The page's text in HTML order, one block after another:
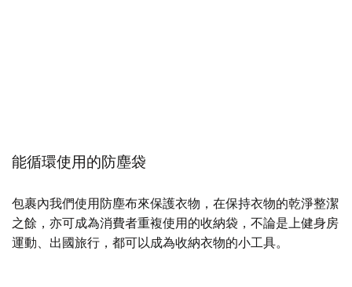
能循環使用的防塵袋
包裹內我們使用防塵布來保護衣物，在保持衣物的乾淨整潔
之餘，亦可成為消費者重複使用的收納袋，不論是上健身房
運動、出國旅行，都可以成為收納衣物的小工具。